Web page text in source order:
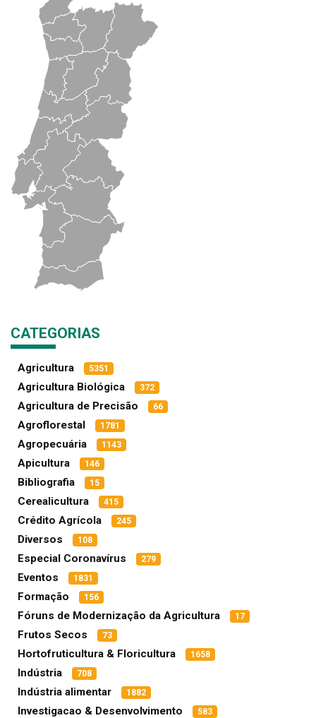
CATEGORIAS
Agricultura 5351
Agricultura Biológica 372
Agricultura de Precisão 66
Agroflorestal 1781
Agropecuária 1143
Apicultura 146
Bibliografia 15
Cerealicultura 415
Crédito Agrícola 245
Diversos 108
Especial Coronavírus 279
Eventos 1831
Formação 156
Fóruns de Modernização da Agricultura 17
Frutos Secos 73
Hortofruticultura & Floricultura 1658
Indústria 708
Indústria alimentar 1882
Investigacao & Desenvolvimento 583